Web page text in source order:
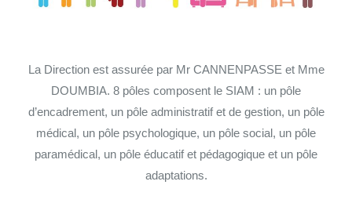
La Direction est assurée par Mr CANNENPASSE et Mme
DOUMBIA. 8 pôles composent le SIAM : un pôle
d’encadrement, un pôle administratif et de gestion, un pôle
médical, un pôle psychologique, un pôle social, un pôle
paramédical, un pôle éducatif et pédagogique et un pôle
adaptations.